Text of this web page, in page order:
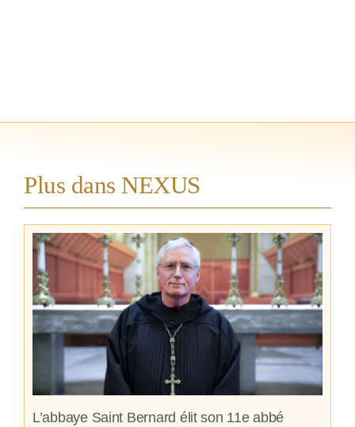
Plus dans NEXUS
L’abbaye Saint Bernard élit son 11e abbé